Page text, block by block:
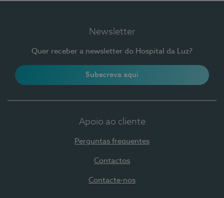
Newsletter
Quer receber a newsletter do Hospital da Luz?
Subscreva aqui
Apoio ao cliente
Perguntas frequentes
Contactos
Contacte-nos